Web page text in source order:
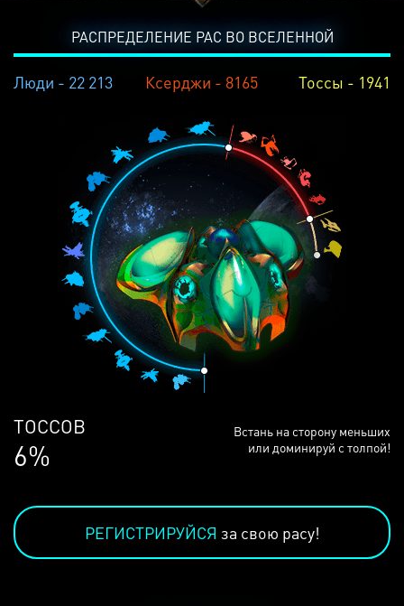
РАСПРЕДЕЛЕНИЕ РАС ВО ВСЕЛЕННОЙ
Люди - 22 213 Ксерджи - 8165 Тоссы - 1941
ЛЮДЕЙ
68%
Встань на сторону меньших
или доминируй с толпой!
РЕГИСТРИРУЙСЯ за свою расу!